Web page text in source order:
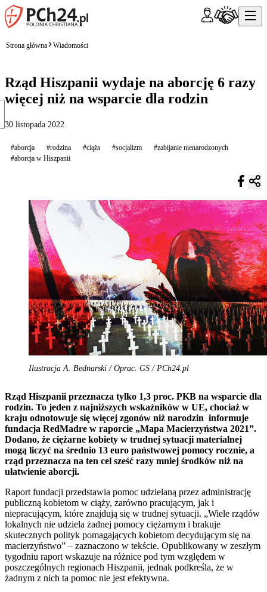
Strona główna Wiadomości
Rząd Hiszpanii wydaje na aborcję 6 razy
więcej niż na wsparcie dla rodzin
30 listopada 2022
#aborcja #rodzina #ciąża #socjalizm
#zabijanie nienarodzonych
#aborcja w Hiszpanii
Ilustracja A. Bednarski / Oprac. GS / PCh24.pl
Rząd Hiszpanii przeznacza tylko 1,3 proc. PKB na wsparcie dla
rodzin. To jeden z najniższych wskaźników w UE, chociaż w
kraju odnotowuje się więcej zgonów niż narodzin informuje
fundacja RedMadre w raporcie „Mapa Macierzyństwa 2021”.
Dodano, że ciężarne kobiety w trudnej sytuacji materialnej
mogą liczyć na średnio 13 euro państwowej pomocy rocznie, a
rząd przeznacza na ten cel sześć razy mniej środków niż na
ułatwienie aborcji.
Raport fundacji przedstawia pomoc udzielaną przez administrację
publiczną kobietom w ciąży, zarówno pracującym, jak i
niepracującym, które znajdują się w trudnej sytuacji. „Wiele rządów
lokalnych nie udziela żadnej pomocy ciężarnym i brakuje
skutecznych polityk pomagających kobietom decydującym się na
macierzyństwo” – zaznaczono w tekście. Opublikowany w zeszłym
tygodniu raport wskazuje na różnice pod tym względem w
poszczególnych regionach Hiszpanii, jednak podkreśla, że w
żadnym z nich ta pomoc nie jest efektywna.